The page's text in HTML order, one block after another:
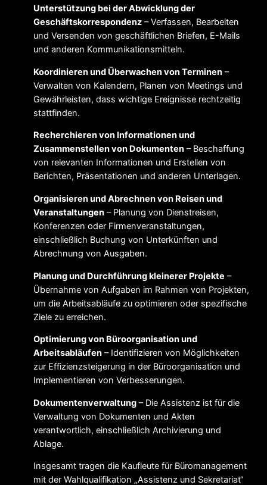
Unterstützung bei der Abwicklung der
Geschäftskorrespondenz – Verfassen, Bearbeiten
und Versenden von geschäftlichen Briefen, E-Mails
und anderen Kommunikationsmitteln.
Koordinieren und Überwachen von Terminen –
Verwalten von Kalendern, Planen von Meetings und
Gewährleisten, dass wichtige Ereignisse rechtzeitig
stattfinden.
Recherchieren von Informationen und
Zusammenstellen von Dokumenten – Beschaffung
von relevanten Informationen und Erstellen von
Berichten, Präsentationen und anderen Unterlagen.
Organisieren und Abrechnen von Reisen und
Veranstaltungen – Planung von Dienstreisen,
Konferenzen oder Firmenveranstaltungen,
einschließlich Buchung von Unterkünften und
Abrechnung von Ausgaben.
Planung und Durchführung kleinerer Projekte –
Übernahme von Aufgaben im Rahmen von Projekten,
um die Arbeitsabläufe zu optimieren oder spezifische
Ziele zu erreichen.
Optimierung von Büroorganisation und
Arbeitsabläufen – Identifizieren von Möglichkeiten
zur Effizienzsteigerung in der Büroorganisation und
Implementieren von Verbesserungen.
Dokumentenverwaltung – Die Assistenz ist für die
Verwaltung von Dokumenten und Akten
verantwortlich, einschließlich Archivierung und
Ablage.
Insgesamt tragen die Kaufleute für Büromanagement
mit der Wahlqualifikation „Assistenz und Sekretariat“